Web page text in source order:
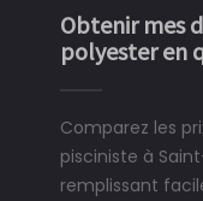
Obtenir mes
polyester en
Comparez les
pisciniste à
remplissant